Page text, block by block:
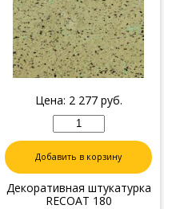
Цена: 2 277руб.
Добавить в корзину
Декоративная штукатурка
RECOAT 180